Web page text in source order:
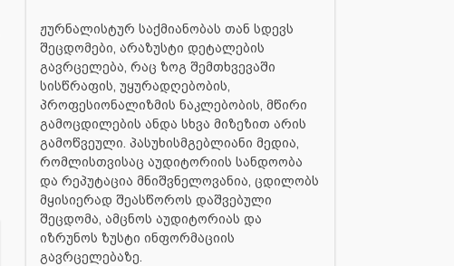
ჟურნალისტურ საქმიანობას თან სდევს
შეცდომები, არაზუსტი დეტალების
გავრცელება, რაც ზოგ შემთხვევაში
სისწრაფის, უყურადღებობის,
პროფესიონალიზმის ნაკლებობის, მწირი
გამოცდილების ანდა სხვა მიზეზით არის
გამოწვეული. პასუხისმგებლიანი მედია,
რომლისთვისაც აუდიტორიის სანდოობა
და რეპუტაცია მნიშვნელოვანია, ცდილობს
მყისიერად შეასწოროს დაშვებული
შეცდომა, ამცნოს აუდიტორიას და
იზრუნოს ზუსტი ინფორმაციის
გავრცელებაზე.